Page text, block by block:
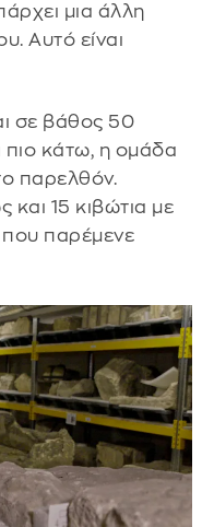
μια άλλη
Αυτό είναι
σε βάθος 50
κάτω, η ομάδα
παρελθόν.
και 15 κιβώτια με
παρέμενε